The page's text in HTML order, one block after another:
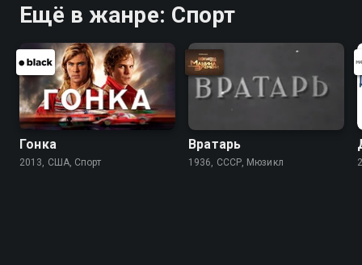
Ещё в жанре: Спорт
Гонка
2013, США, Спорт
Вратарь
1936, СССР, Мюзикл